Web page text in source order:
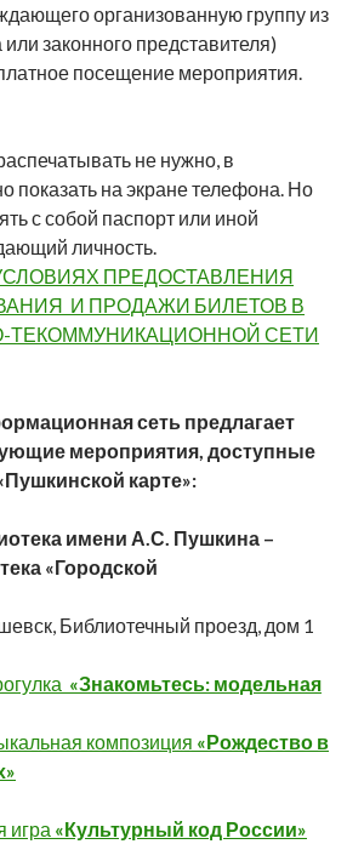
организованную группу из
или законного представителя)
посещение мероприятия.
не нужно, в
показать на экране телефона. Но
с собой паспорт или иной
личность.
ПРЕДОСТАВЛЕНИЯ
И ПРОДАЖИ БИЛЕТОВ В
СЕТИ
сеть предлагает
мероприятия, доступные
карте»:
имени А.С. Пушкина –
«Городской
Библиотечный проезд, дом 1
«Знакомьтесь: модельная
композиция «Рождество в
игра «Культурный код России»